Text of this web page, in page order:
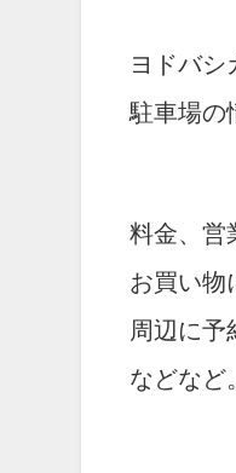
ヨドバシ
駐車場の
料金、営
お買い物
周辺に予
などなど